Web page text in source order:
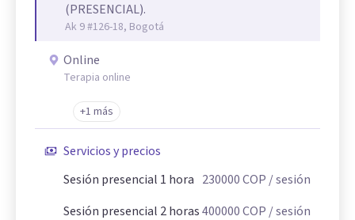
(PRESENCIAL).
Ak 9 #126-18, Bogotá
Online
Terapia online
+1 más
Servicios y precios
Sesión presencial 1 hora 230000COP / sesión
Sesión presencial 2 horas400000COP / sesión